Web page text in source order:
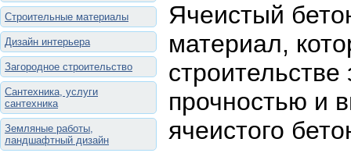
Строительные материалы
Дизайн интерьера
Загородное строительство
Сантехника, услуги
сантехника
Земляные работы,
ландшафтный дизайн
Ячеистый
материал,
прочностью и
ячеистого